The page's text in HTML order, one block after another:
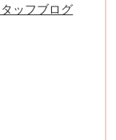
ッフブログ